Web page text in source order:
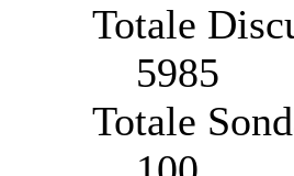
Totale
5985
Totale